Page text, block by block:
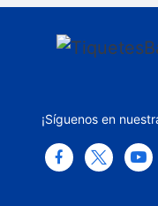
¡Síguenos en